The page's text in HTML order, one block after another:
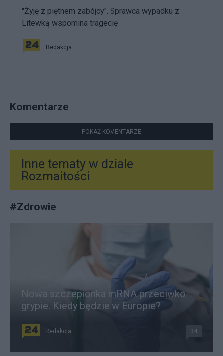
"Żyję z piętnem zabójcy". Sprawca wypadku z
Litewką wspomina tragedię
Redakcja
Komentarze
POKAŻ KOMENTARZE
Inne tematy w dziale
Rozmaitości
#Zdrowie
Nowa szczepionka mRNA przeciwko
grypie. Kiedy będzie w Europie?
Redakcja 34